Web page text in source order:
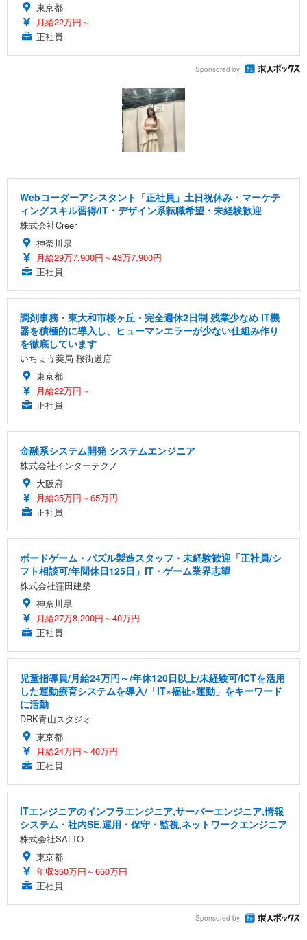
東京都
月給22万円～
正社員
Sponsored by
Webコーダーアシスタント「正社員」土日祝休み・マーケテ
ィングスキル習得/IT・デザイン系転職希望・未経験歓迎
株式会社Creer
神奈川県
月給29万7,900円～43万7,900円
正社員
調剤事務・東大和市桜ヶ丘・完全週休2日制 残業少なめ IT機
器を積極的に導入し、ヒューマンエラーが少ない仕組み作り
を徹底しています
いちょう薬局 桜街道店
東京都
月給22万円～
正社員
金融系システム開発 システムエンジニア
株式会社インターテクノ
大阪府
月給35万円～65万円
正社員
ボードゲーム・パズル製造スタッフ・未経験歓迎「正社員/シ
フト相談可/年間休日125日」IT・ゲーム業界志望
株式会社窪田建築
神奈川県
月給27万8,200円～40万円
正社員
児童指導員/月給24万円～/年休120日以上/未経験可/ICTを活用
した運動療育システムを導入/「IT×福祉×運動」をキーワード
に活動
DRK青山スタジオ
東京都
月給24万円～40万円
正社員
ITエンジニアのインフラエンジニア,サーバーエンジニア,情報
システム・社内SE,運用・保守・監視,ネットワークエンジニア
株式会社SALTO
東京都
年収350万円～650万円
正社員
Sponsored by